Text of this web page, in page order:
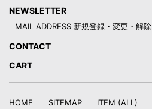
NEWSLETTER
MAIL ADDRESS 新規登録・変更・解除
CONTACT
CART
HOME SITEMAP ITEM (ALL)